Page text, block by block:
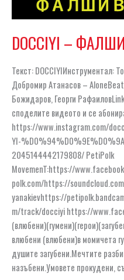
DOCCIYI –
Текст: DOCCIYIИнструментал:
Добромир Атанасов –
Божидаров, Георги
споделите видеото и се
https://www.instagram.com/
YI-
2045144442179808/ PetiPolk
MovemenT:https://
polk.com/https://
yanakievhttps://
m/track/docciyi https://
влюбени (влюбени)в момичета
душите загубени.Мечтите
назъбени.Умовете прокудени,